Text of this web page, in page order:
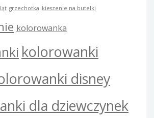
grzechotka kieszenie na butelki
kolorowanka
kolorowanki
disney
dla dziewczynek